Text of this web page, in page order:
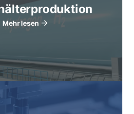
Mehr lesen